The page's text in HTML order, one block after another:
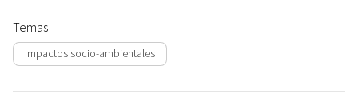
Temas
Impactos socio-ambientales